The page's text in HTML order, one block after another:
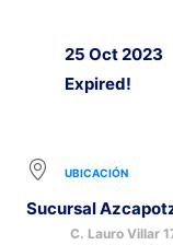
25 Oct 2023
Expired!
UBICACIÓN
Sucursal
C. Lauro Villar